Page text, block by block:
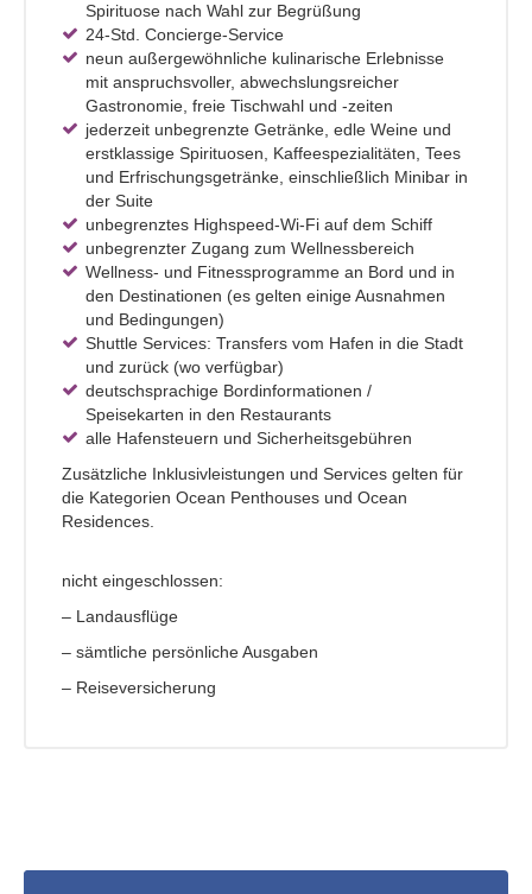
Spirituose nach Wahl zur Begrüßung
24-Std. Concierge-Service
neun außergewöhnliche kulinarische Erlebnisse
mit anspruchsvoller, abwechslungsreicher
Gastronomie, freie Tischwahl und -zeiten
jederzeit unbegrenzte Getränke, edle Weine und
erstklassige Spirituosen, Kaffeespezialitäten, Tees
und Erfrischungsgetränke, einschließlich Minibar in
der Suite
unbegrenztes Highspeed-Wi-Fi auf dem Schiff
unbegrenzter Zugang zum Wellnessbereich
Wellness- und Fitnessprogramme an Bord und in
den Destinationen (es gelten einige Ausnahmen
und Bedingungen)
Shuttle Services: Transfers vom Hafen in die Stadt
und zurück (wo verfügbar)
deutschsprachige Bordinformationen /
Speisekarten in den Restaurants
alle Hafensteuern und Sicherheitsgebühren
Zusätzliche Inklusivleistungen und Services gelten für
die Kategorien Ocean Penthouses und Ocean
Residences.
nicht eingeschlossen:
– Landausflüge
– sämtliche persönliche Ausgaben
– Reiseversicherung